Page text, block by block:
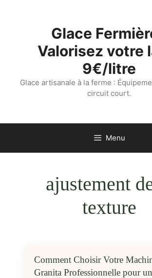
Glace
Valorisez votre
9€/litre
Glace artisanale à la ferme :
circuit court.
Menu
ajustement
texture
Comment Choisir Votre
Granita Professionnelle pour